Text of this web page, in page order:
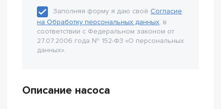
Заполняя форму я даю своё Согласие
на Обработку персональных данных, в
соответствии с Федеральном законом от
27.07.2006 года № 152-Ф3 «О персональных
данных».
Описание насоса